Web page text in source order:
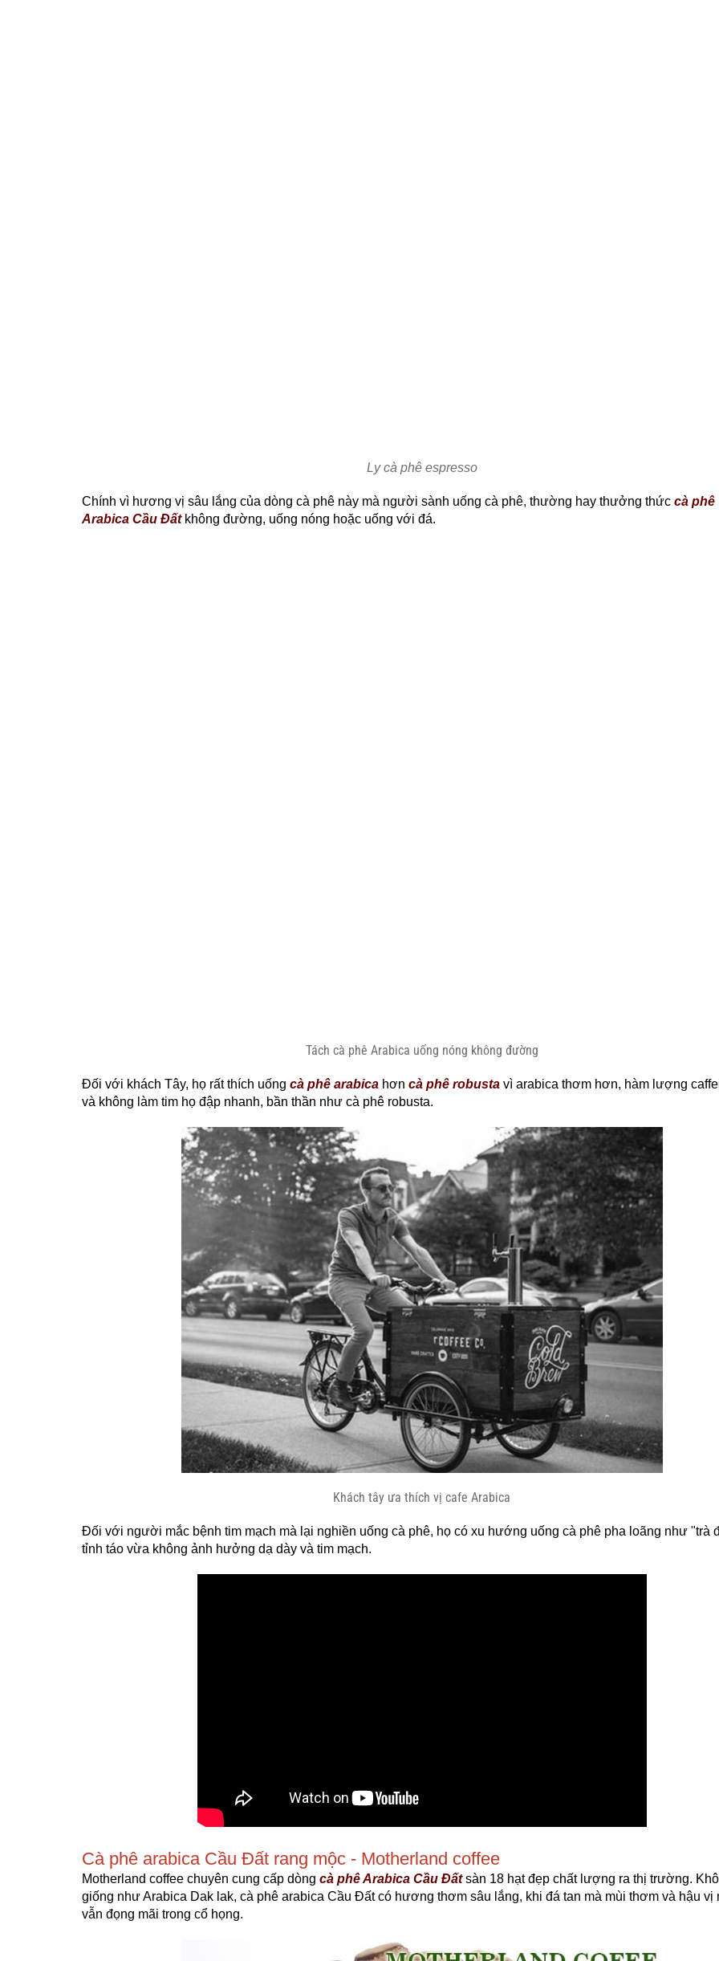
Ly cà phê espresso
Chính vì hương vị sâu lắng của dòng cà phê này mà người sành uống cà phê, thường hay thưởng thức cà phê
Arabica Cầu Đấtkhông đường, uống nóng hoặc uống với đá.
Tách cà phê Arabica uống nóng không đường
Đối với khách Tây, họ rất thích uống cà phê arabica hơn cà phê robusta vì arabica thơm hơn, hàm lượng
và không làm tim họ đập nhanh, bần thần như cà phê robusta.
Khách tây ưa thích vị cafe Arabica
Đối với người mắc bệnh tim mạch mà lại nghiền uống cà phê, họ có xu hướng uống cà phê pha loãng như "trà
tỉnh táo vừa không ảnh hưởng dạ dày và tim mạch.
Cà phê arabica Cầu Đất rang mộc - Motherland coffee
Motherland coffee chuyên cung cấp dòng cà phê Arabica Cầu Đấtsàn 18 hạt đẹp chất lượng ra thị trường.
giống như Arabica Dak lak, cà phê arabica Cầu Đất có hương thơm sâu lắng, khi đá tan mà mùi thơm và hậu vị
vẫn đọng mãi trong cổ họng.